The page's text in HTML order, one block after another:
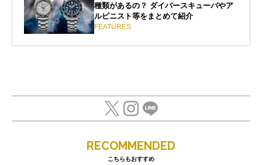
種類があるの？ ダイバースキューバやア
ルピニスト等をまとめて紹介
FEATURES
RECOMMENDED
こちらもおすすめ